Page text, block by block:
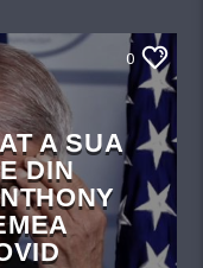
0
A SUA
DIN